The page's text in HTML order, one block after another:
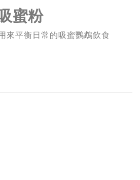
蜜粉
來平衡日常的吸蜜鸚鵡飲食